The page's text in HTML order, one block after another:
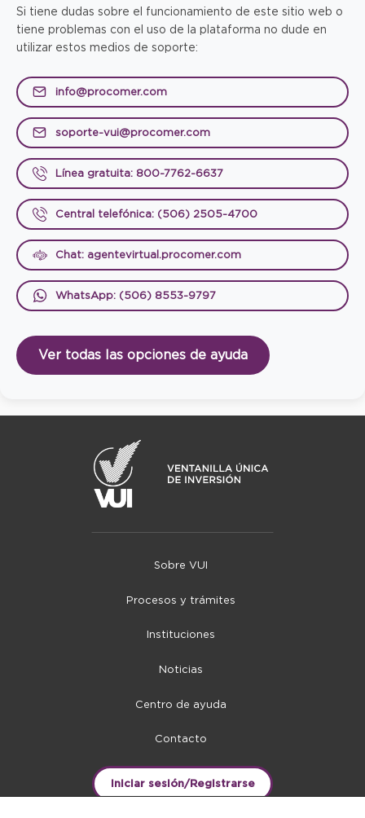
Si tiene dudas sobre el funcionamiento de este sitio web o
tiene problemas con el uso de la plataforma no dude en
utilizar estos medios de soporte:
info@procomer.com
soporte-vui@procomer.com
Línea gratuita: 800-7762-6637
Central telefónica: (506) 2505-4700
Chat: agentevirtual.procomer.com
WhatsApp: (506) 8553-9797
Ver todas las opciones de ayuda
Sobre VUI
Procesos y trámites
Instituciones
Noticias
Centro de ayuda
Contacto
Iniciar sesión/Registrarse